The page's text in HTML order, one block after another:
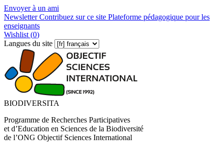
Envoyer à un ami
NewsletterContribuez sur ce site Plateforme pédagogique pour les
enseignants
Wishlist (0)
Langues du site
BIODIVERSITA
Programme de Recherches Participatives
et d’Education en Sciences de la Biodiversité
de l’ONG Objectif Sciences International